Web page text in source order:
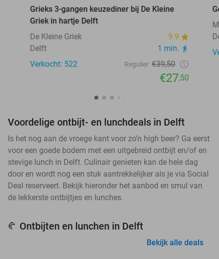
Grieks 3-gangen keuzediner bij De Kleine
Griek in hartje Delft
De Kleine Griek
9.9
Delft
1 min.
Verkocht: 522
Regulier €39,50
€27,50
Voordelige ontbijt- en lunchdeals in Delft
Is het nog aan de vroege kant voor zo’n high beer? Ga eerst
voor een goede bodem met een uitgebreid ontbijt en/of en
stevige lunch in Delft. Culinair genieten kan de hele dag
door en wordt nog een stuk aantrekkelijker als je via Social
Deal reserveert. Bekijk hieronder het aanbod en smul van
de lekkerste ontbijtjes en lunches.
🥐 Ontbijten en lunchen in Delft
Bekijk alle deals